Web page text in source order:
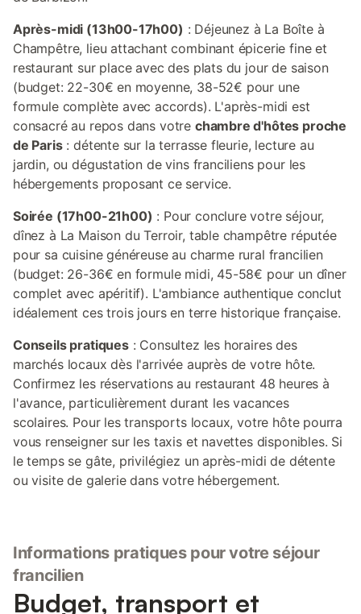
Après-midi (13h00-17h00) : Déjeunez à La Boîte à
Champêtre, lieu attachant combinant épicerie fine et
restaurant sur place avec des plats du jour de saison
(budget: 22-30€ en moyenne, 38-52€ pour une
formule complète avec accords). L'après-midi est
consacré au repos dans votre chambre d'hôtes proche
de Paris: détente sur la terrasse fleurie, lecture au
jardin, ou dégustation de vins franciliens pour les
hébergements proposant ce service.
Soirée (17h00-21h00) : Pour conclure votre séjour,
dînez à La Maison du Terroir, table champêtre réputée
pour sa cuisine généreuse au charme rural francilien
(budget: 26-36€ en formule midi, 45-58€ pour un dîner
complet avec apéritif). L'ambiance authentique conclut
idéalement ces trois jours en terre historique française.
Conseils pratiques: Consultez les horaires des
marchés locaux dès l'arrivée auprès de votre hôte.
Confirmez les réservations au restaurant 48 heures à
l'avance, particulièrement durant les vacances
scolaires. Pour les transports locaux, votre hôte pourra
vous renseigner sur les taxis et navettes disponibles. Si
le temps se gâte, privilégiez un après-midi de détente
ou visite de galerie dans votre hébergement.
Informations pratiques pour votre séjour
francilien
Budget, transport et